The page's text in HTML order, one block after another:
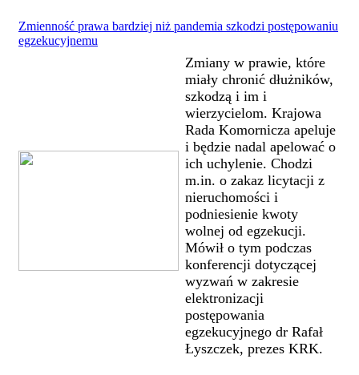
Zmienność prawa bardziej niż pandemia szkodzi postępowaniu
egzekucyjnemu
Zmiany w prawie, które
miały chronić dłużników,
szkodzą i im i
wierzycielom. Krajowa
Rada Komornicza apeluje
i będzie nadal apelować o
ich uchylenie. Chodzi
m.in. o zakaz licytacji z
nieruchomości i
podniesienie kwoty
wolnej od egzekucji.
Mówił o tym podczas
konferencji dotyczącej
wyzwań w zakresie
elektronizacji
postępowania
egzekucyjnego dr Rafał
Łyszczek, prezes KRK.